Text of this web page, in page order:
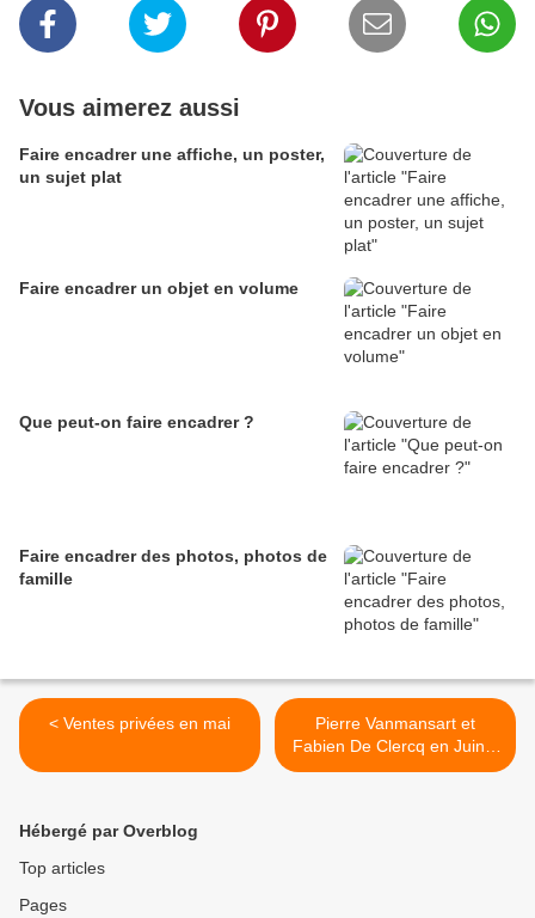
Vous aimerez aussi
Faire encadrer une affiche, un poster,
un sujet plat
Faire encadrer un objet en volume
Que peut-on faire encadrer ?
Faire encadrer des photos, photos de
famille
< Ventes privées en mai
Pierre Vanmansart et
Fabien De Clercq en Juin à
la Galerie >
Hébergé par Overblog
Top articles
Pages